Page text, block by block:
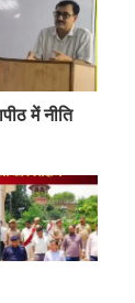
में नीति